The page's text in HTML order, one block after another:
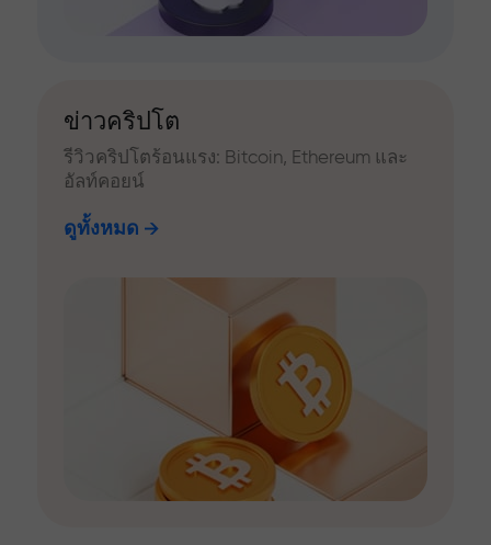
ข่าวคริปโต
รีวิวคริปโตร้อนแรง: Bitcoin, Ethereum และ
อัลท์คอยน์
ดูทั้งหมด